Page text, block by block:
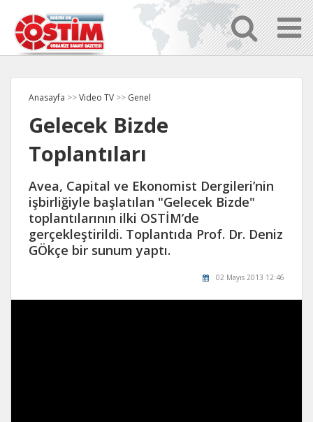
Anasayfa >>Video TV >> Genel
Gelecek Bizde
Toplantıları
Avea, Capital ve Ekonomist Dergileri’nin
işbirliğiyle başlatılan "Gelecek Bizde"
toplantılarının ilki OSTİM’de
gerçekleştirildi. Toplantıda Prof. Dr. Deniz
GÖkçe bir sunum yaptı.
02 Mayıs 2013 12:46